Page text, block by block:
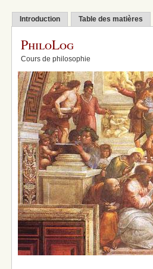
Introduction Table des matières
PhiloLog
Cours de philosophie